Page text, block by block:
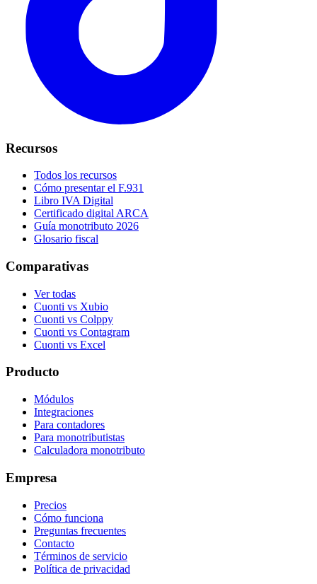
Recursos
Todos los recursos
Cómo presentar el F.931
Libro IVA Digital
Certificado digital ARCA
Guía monotributo 2026
Glosario fiscal
Comparativas
Ver todas
Cuonti vs Xubio
Cuonti vs Colppy
Cuonti vs Contagram
Cuonti vs Excel
Producto
Módulos
Integraciones
Para contadores
Para monotributistas
Calculadora monotributo
Empresa
Precios
Cómo funciona
Preguntas frecuentes
Contacto
Términos de servicio
Política de privacidad